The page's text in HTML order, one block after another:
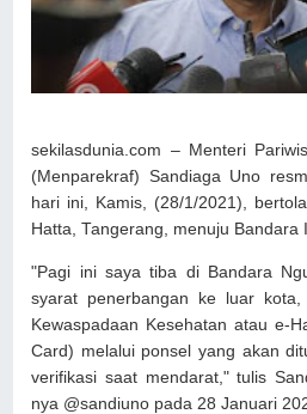
sekilasdunia.com – Menteri
(Menparekraf) Sandiaga Uno
hari ini, Kamis, (28/1/2021),
Hatta, Tangerang, menuju Bandara
"Pagi ini saya tiba di Bandara
syarat penerbangan ke luar
Kewaspadaan Kesehatan atau e-
Card) melalui ponsel yang akan
verifikasi saat mendarat," tulis
nya @sandiuno pada 28 Januari